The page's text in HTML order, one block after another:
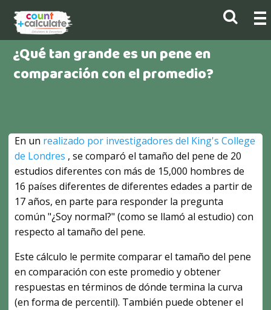
¿Qué tan grande es un pene en
comparación con el promedio?
En un realizado por investigadores del King's College
de Londres , se comparó el tamaño del pene de 20
estudios diferentes con más de 15,000 hombres de
16 países diferentes de diferentes edades a partir de
17 años, en parte para responder la pregunta
común "¿Soy normal?" (como se llamó al estudio) con
respecto al tamaño del pene.
Este cálculo le permite comparar el tamaño del pene
en comparación con este promedio y obtener
respuestas en términos de dónde termina la curva
(en forma de percentil). También puede obtener el